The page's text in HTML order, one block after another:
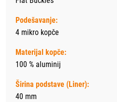
Podešavanje:
4 mikro kopče
Materijal kopče:
100 % aluminij
Širina podstave (Liner):
40 mm